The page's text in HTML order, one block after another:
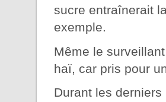
sucre entraînerait
exemple.
Même le
haï, car pris pour
Durant les